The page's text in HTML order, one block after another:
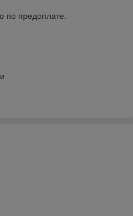
по предоплате.